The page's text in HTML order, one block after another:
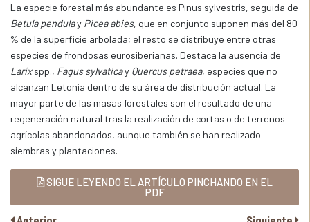
La especie forestal más abundante es Pinus sylvestris, seguida de
Betula pendulay Picea abies, que en conjunto suponen más del 80
% de la superficie arbolada; el resto se distribuye entre otras
especies de frondosas eurosiberianas. Destaca la ausencia de
Larixspp., Fagus sylvaticay Quercus petraea, especies que no
alcanzan Letonia dentro de su área de distribución actual. La
mayor parte de las masas forestales son el resultado de una
regeneración natural tras la realización de cortas o de terrenos
agrícolas abandonados, aunque también se han realizado
siembras y plantaciones.
SIGUE LEYENDO EL ARTÍCULO PINCHANDO EN EL
PDF